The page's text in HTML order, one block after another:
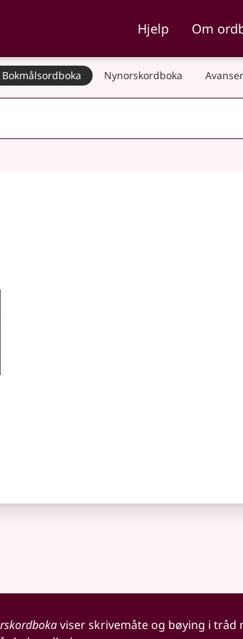
Hjelp Om
Bokmålsordboka Nynorskordboka
viser skrivemåte og bøying i tråd